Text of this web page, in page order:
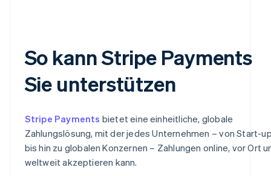
So kann Stripe Payments
Sie unterstützen
Stripe Payments bietet eine einheitliche, globale
Zahlungslösung, mit der jedes Unternehmen – von Start-
bis hin zu globalen Konzernen – Zahlungen online, vor Ort
weltweit akzeptieren kann.